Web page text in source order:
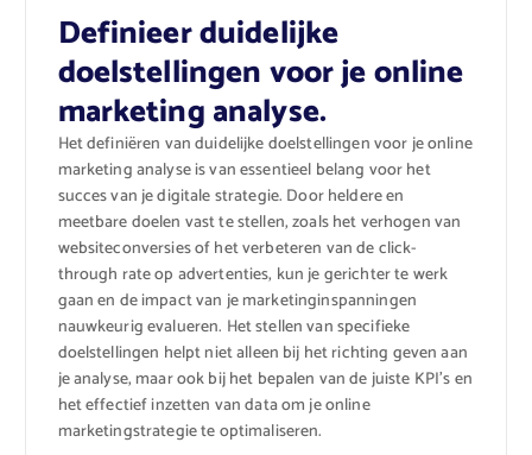
Definieer duidelijke
doelstellingen voor je online
marketing analyse.
Het definiëren van duidelijke doelstellingen voor je online
marketing analyse is van essentieel belang voor het
succes van je digitale strategie. Door heldere en
meetbare doelen vast te stellen, zoals het verhogen van
websiteconversies of het verbeteren van de click-
through rate op advertenties, kun je gerichter te werk
gaan en de impact van je marketinginspanningen
nauwkeurig evalueren. Het stellen van specifieke
doelstellingen helpt niet alleen bij het richting geven aan
je analyse, maar ook bij het bepalen van de juiste KPI’s en
het effectief inzetten van data om je online
marketingstrategie te optimaliseren.